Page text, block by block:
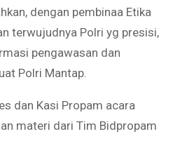
dengan pembinaa Etika
terwujudnya Polri yg presisi,
pengawasan dan
Polri Mantap.
dan Kasi Propam acara
materi dari Tim Bidpropam